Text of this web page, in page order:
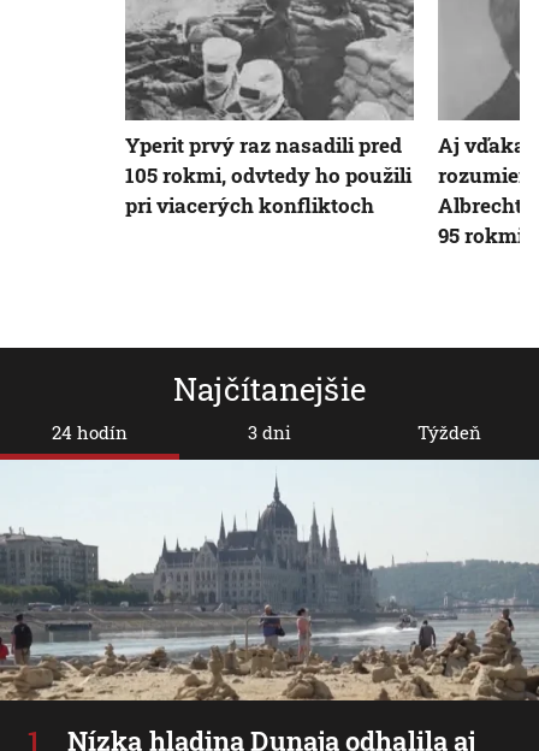
Najčítanejšie
24 hodín
Nízka hladina Dunaja odhalila aj
3 dni Týždeň
Yperit prvý raz nasadili pred
105 rokmi, odvtedy ho použili
pri viacerých konfliktoch
Aj vďaka
Albrecht
95 rokmi